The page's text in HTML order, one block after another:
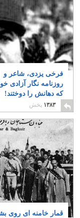
فرخی یزدی، شاعر و
روزنامه نگار آزادی
که دهانش را دوختند!
۱۳۸۳ پخش
قمار خامنه ای روی